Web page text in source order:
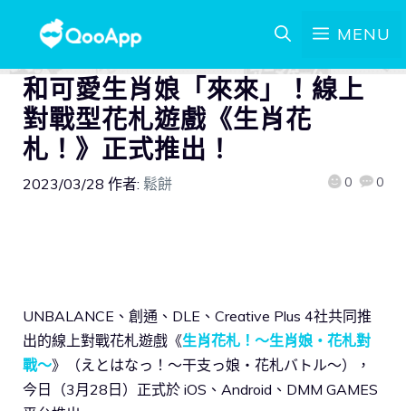
MENU
和可愛生肖娘「來來」！線上
對戰型花札遊戲《生肖花
札！》正式推出！
2023/03/28 作者: 鬆餅 0 0
UNBALANCE、創通、DLE、Creative Plus 4社共同推
出的線上對戰花札遊戲《生肖花札！～生肖娘・花札對
戰～》（えとはなっ！～干支っ娘・花札バトル～），
今日（3月28日）正式於 iOS、Android、DMM GAMES